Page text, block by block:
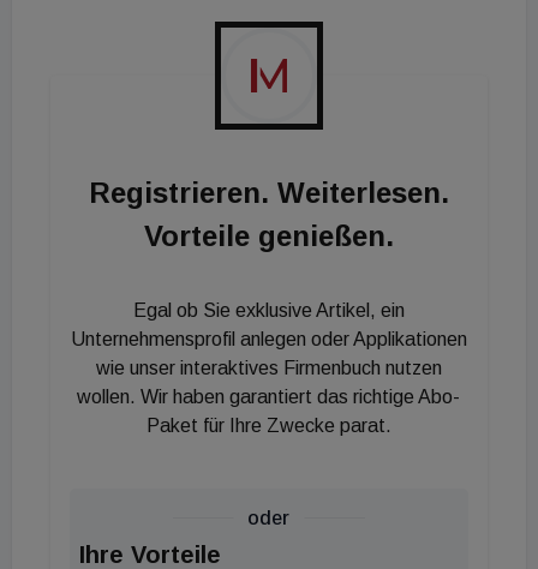
Neben der weiteren Internationalisierung liegt unser
Augenmerk im Jahr 2023 natürlich auch auf dem
Ausbau und dem Wachstum der bereits
bestehenden Ländergesellschaften der DACH-
Zinswende haben uns 2022 gezeigt, dass unser
Geschäftsmodell bestehend aus der Kombination
robust und krisensicher ist. Dennoch ist es weiter
wichtig, den Fokus auf die Akquise attraktiver
Angebote und auf ein großes Netzwerk unserer
lokalen Makler:innen zu legen." Im Jahr 2023 hat
Betterhomes in Österreich Großes vor: Bis Ende
Registrieren. Weiterlesen.
Vorteile genießen.
Egal ob Sie exklusive Artikel, ein
Unternehmensprofil anlegen oder Applikationen
wie unser interaktives Firmenbuch nutzen
wollen. Wir haben garantiert das richtige Abo-
Paket für Ihre Zwecke parat.
oder
Ihre Vorteile